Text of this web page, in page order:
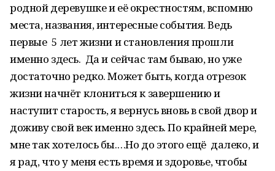
родной деревушке и её окрестностям, вспомню
места, названия, интересные события. Ведь
первые 5 лет жизни и становления прошли
именно здесь. Да и сейчас там бываю, но уже
достаточно редко. Может быть, когда отрезок
жизни начнёт клониться к завершению и
наступит старость, я вернусь вновь в свой двор и
доживу свой век именно здесь. По крайней мере,
мне так хотелось бы.…Но до этого ещё далеко, и
я рад, что у меня есть время и здоровье, чтобы